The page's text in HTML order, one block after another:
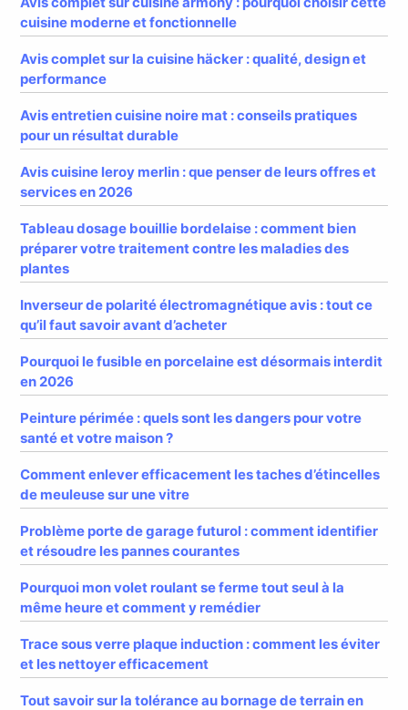
cuisine moderne et fonctionnelle
Avis complet sur la cuisine häcker : qualité, design et
performance
Avis entretien cuisine noire mat : conseils pratiques
pour un résultat durable
Avis cuisine leroy merlin : que penser de leurs offres et
services en 2026
Tableau dosage bouillie bordelaise : comment bien
préparer votre traitement contre les maladies des
plantes
Inverseur de polarité électromagnétique avis : tout ce
qu’il faut savoir avant d’acheter
Pourquoi le fusible en porcelaine est désormais interdit
en 2026
Peinture périmée : quels sont les dangers pour votre
santé et votre maison ?
Comment enlever efficacement les taches d’étincelles
de meuleuse sur une vitre
Problème porte de garage futurol : comment identifier
et résoudre les pannes courantes
Pourquoi mon volet roulant se ferme tout seul à la
même heure et comment y remédier
Trace sous verre plaque induction : comment les éviter
et les nettoyer efficacement
Tout savoir sur la tolérance au bornage de terrain en